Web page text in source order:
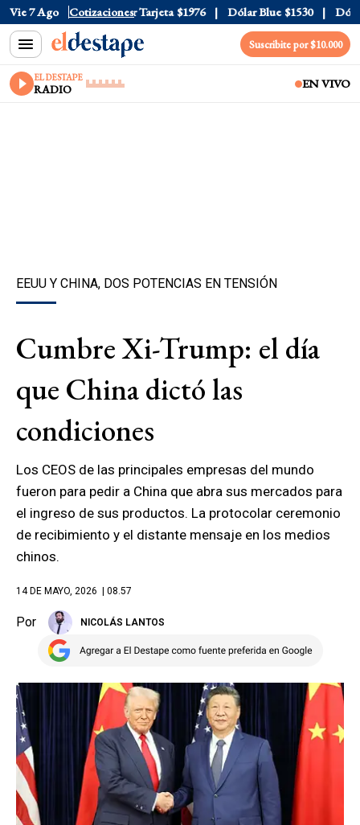
Vie 7 Ago Cotizaciones
$1520 Dólar Tarjeta $1976 Dólar Blue $1530 Dólar
Suscribite por $10.000
EL DESTAPE
RADIO EN VIVO
EEUU Y CHINA, DOS POTENCIAS EN TENSIÓN
Cumbre Xi-Trump: el día
que China dictó las
condiciones
Los CEOS de las principales empresas del mundo
fueron para pedir a China que abra sus mercados para
el ingreso de sus productos. La protocolar ceremonio
de recibimiento y el distante mensaje en los medios
chinos.
14 DE MAYO, 2026 | 08.57
Por NICOLÁS LANTOS